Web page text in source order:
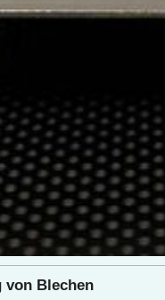
von Blechen